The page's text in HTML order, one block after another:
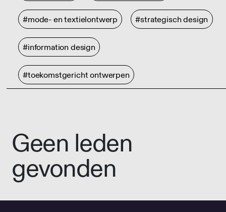
#mode- en textielontwerp #strategisch design
#information design
#toekomstgericht ontwerpen
Geen leden
gevonden